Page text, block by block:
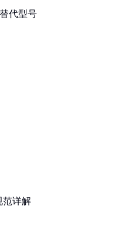
代型号
范详解